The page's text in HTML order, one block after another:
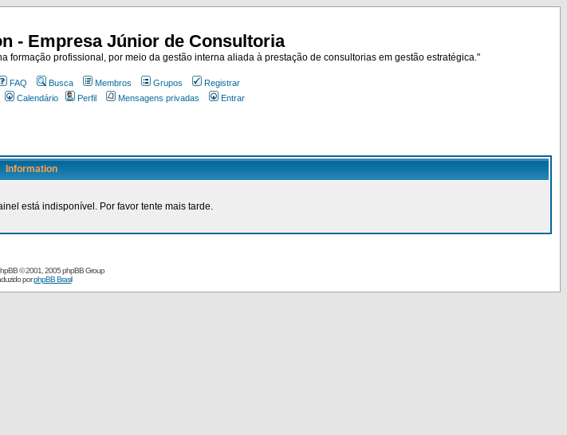
- Empresa Júnior de Consultoria
formação profissional, por meio da gestão interna aliada à prestação de consultorias em gestão estratégica."
FAQ Busca Membros Grupos
Registrar
Calendário
Perfil Mensagens privadas Entrar
Information
está indisponível. Por favor tente mais tarde.
© 2001, 2005 phpBB Group
porphpBB Brasil